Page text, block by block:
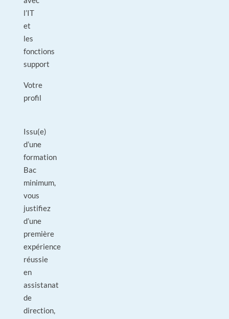
l’IT
et
les
fonctions
support
Votre
profil
Issu(e)
d’une
formation
Bac
minimum,
vous
justifiez
d’une
première
expérience
réussie
en
assistanat
de
direction,